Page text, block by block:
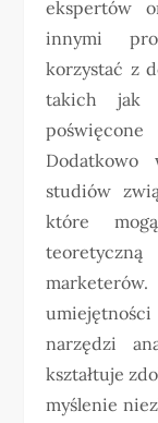
ekspertów
innymi
korzystać z
takich jak
Dodatkowo
studiów
które
teoretyczną
narzędzi
kształtuje
myślenie